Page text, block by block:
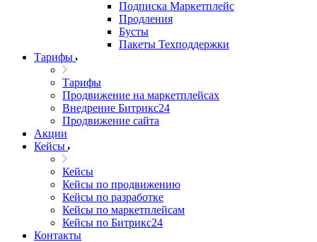
Подписка Маркетплейс
Продления
Бусты
Пакеты Техподдержки
Тарифы
Тарифы
Продвижение на маркетплейсах
Внедрение Битрикс24
Продвижение сайта
Акции
Кейсы
Кейсы
Кейсы по продвижению
Кейсы по разработке
Кейсы по маркетплейсам
Кейсы по Битрикс24
Контакты